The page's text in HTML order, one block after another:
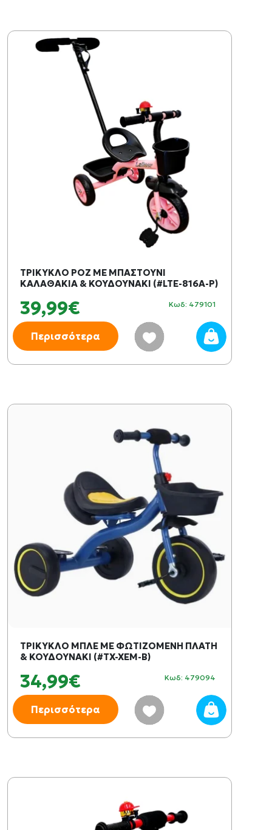
ΤΡΙΚΥΚΛΟ ΡΟΖ ΜΕ ΜΠΑΣΤΟΥΝΙ
ΚΑΛΑΘΑΚΙΑ & ΚΟΥΔΟΥΝΑΚΙ (#LTE-816A-P)
39,99€ Κωδ: 479101
Περισσότερα
ΤΡΙΚΥΚΛΟ ΜΠΛΕ ΜΕ ΦΩΤΙΖΟΜΕΝΗ ΠΛΑΤΗ
& ΚΟΥΔΟΥΝΑΚΙ (#TX-XEM-B)
34,99€ Κωδ: 479094
Περισσότερα